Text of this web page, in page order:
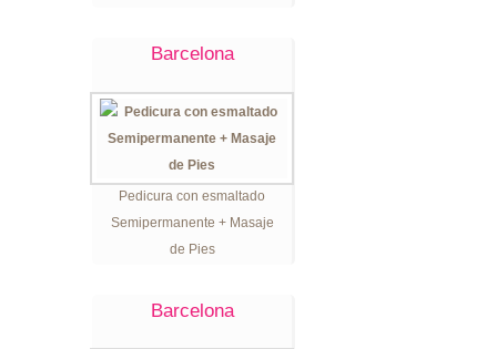
Barcelona
Pedicura con esmaltado
Semipermanente + Masaje
de Pies
Barcelona